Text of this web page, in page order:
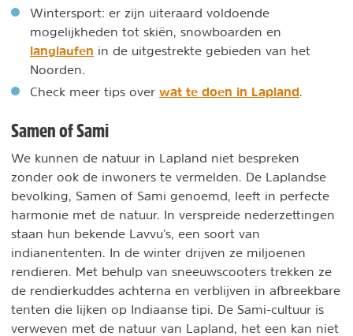
Wintersport: er zijn uiteraard voldoende
mogelijkheden tot skiën, snowboarden en
langlaufen in de uitgestrekte gebieden van het
Noorden.
Check meer tips over wat te doen in Lapland.
Samen of Sami
We kunnen de natuur in Lapland niet bespreken
zonder ook de inwoners te vermelden. De Laplandse
bevolking, Samen of Sami genoemd, leeft in perfecte
harmonie met de natuur. In verspreide nederzettingen
staan hun bekende Lavvu’s, een soort van
indianententen. In de winter drijven ze miljoenen
rendieren. Met behulp van sneeuwscooters trekken ze
de rendierkuddes achterna en verblijven in afbreekbare
tenten die lijken op Indiaanse tipi. De Sami-cultuur is
verweven met de natuur van Lapland, het een kan niet